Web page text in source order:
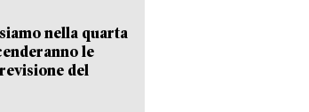
nella quarta
le
del